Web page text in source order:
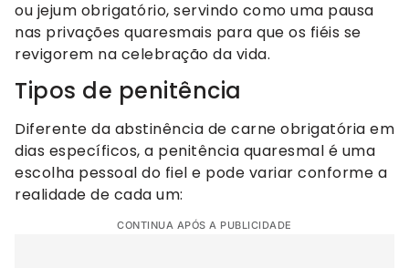
ou jejum obrigatório, servindo como uma pausa
nas privações quaresmais para que os fiéis se
revigorem na celebração da vida.
Tipos de penitência
Diferente da abstinência de carne obrigatória em
dias específicos, a penitência quaresmal é uma
escolha pessoal do fiel e pode variar conforme a
realidade de cada um:
CONTINUA APÓS A PUBLICIDADE